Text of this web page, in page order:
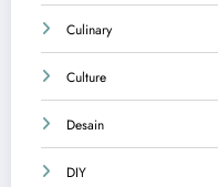
Culinary
Culture
Desain
DIY